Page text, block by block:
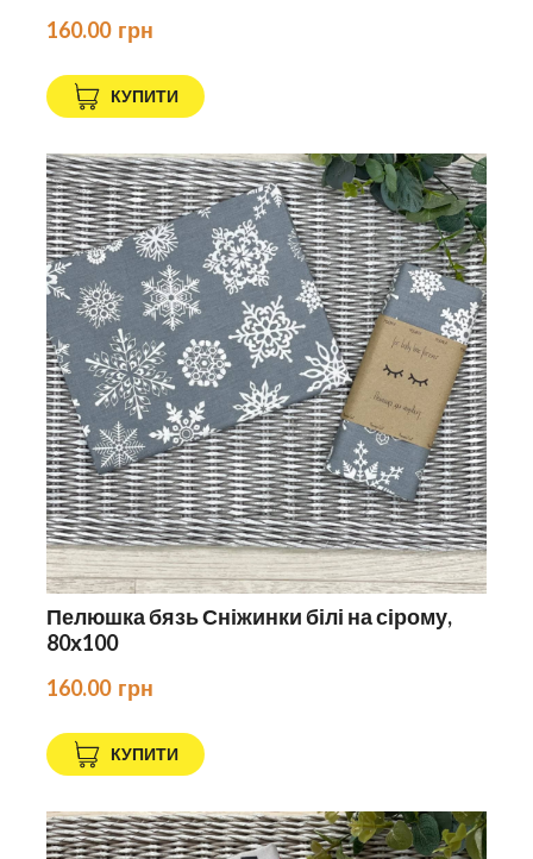
160.00  грн
КУПИТИ
Пелюшка бязь Сніжинки білі на сірому,
80х100
160.00  грн
КУПИТИ